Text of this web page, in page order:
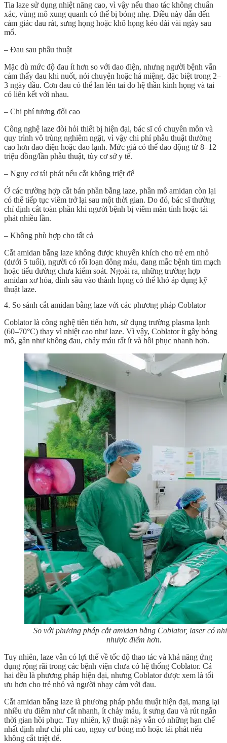
Tia laze sử dụng nhiệt năng cao, vì vậy nếu thao tác không chuẩn
xác, vùng mô xung quanh có thể bị bỏng nhẹ. Điều này dẫn đến
cảm giác đau rát, sưng họng hoặc khô họng kéo dài vài ngày sau
mổ.
– Đau sau phẫu thuật
Mặc dù mức độ đau ít hơn so với dao điện, nhưng người bệnh vẫn
cảm thấy đau khi nuốt, nói chuyện hoặc há miệng, đặc biệt trong 2–
3 ngày đầu. Cơn đau có thể lan lên tai do hệ thần kinh họng và tai
có liên kết với nhau.
– Chi phí tương đối cao
Công nghệ laze đòi hỏi thiết bị hiện đại, bác sĩ có chuyên môn và
quy trình vô trùng nghiêm ngặt, vì vậy chi phí phẫu thuật thường
cao hơn dao điện hoặc dao lạnh. Mức giá có thể dao động từ 8–12
triệu đồng/lần phẫu thuật, tùy cơ sở y tế.
– Nguy cơ tái phát nếu cắt không triệt để
Ở các trường hợp cắt bán phần bằng laze, phần mô amidan còn lại
có thể tiếp tục viêm trở lại sau một thời gian. Do đó, bác sĩ thường
chỉ định cắt toàn phần khi người bệnh bị viêm mãn tính hoặc tái
phát nhiều lần.
– Không phù hợp cho tất cả
Cắt amidan bằng laze không được khuyến khích cho trẻ em nhỏ
(dưới 5 tuổi), người có rối loạn đông máu, đang mắc bệnh tim mạch
hoặc tiểu đường chưa kiểm soát. Ngoài ra, những trường hợp
amidan xơ hóa, dính sâu vào thành họng có thể khó áp dụng kỹ
thuật laze.
4. So sánh cắt amidan bằng laze với các phương pháp Coblator
Coblator là công nghệ tiên tiến hơn, sử dụng trường plasma lạnh
(60–70°C) thay vì nhiệt cao như laze. Vì vậy, Coblator ít gây bỏng
mô, gần như không đau, chảy máu rất ít và hồi phục nhanh hơn.
So với phương pháp cắt amidan bằng Coblator, laser có
nhược điểm hơn.
Tuy nhiên, laze vẫn có lợi thế về tốc độ thao tác và khả năng ứng
dụng rộng rãi trong các bệnh viện chưa có hệ thống Coblator. Cả
hai đều là phương pháp hiện đại, nhưng Coblator được xem là tối
ưu hơn cho trẻ nhỏ và người nhạy cảm với đau.
Cắt amidan bằng laze là phương pháp phẫu thuật hiện đại, mang lại
nhiều ưu điểm như cắt nhanh, ít chảy máu, ít sưng đau và rút ngắn
thời gian hồi phục. Tuy nhiên, kỹ thuật này vẫn có những hạn chế
nhất định như chi phí cao, nguy cơ bỏng mô hoặc tái phát nếu
không cắt triệt để.